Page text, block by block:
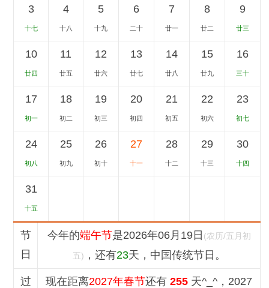
3
十七
4
十八
5
十九
6
二十
7
廿一
8
廿二
9
廿三
10
廿四
11
廿五
12
廿六
13
廿七
14
廿八
15
廿九
16
三十
17
初一
18
初二
19
初三
20
初四
21
初五
22
初六
23
初七
24
初八
25
初九
26
初十
27
十一
28
十二
29
十三
30
十四
31
十五
节
日
今年的端午节是2026年06月19日 (农历/五月初
五) ，还有23天，中国传统节日。
过
现在距离2027年春节还有255 天^_^，2027